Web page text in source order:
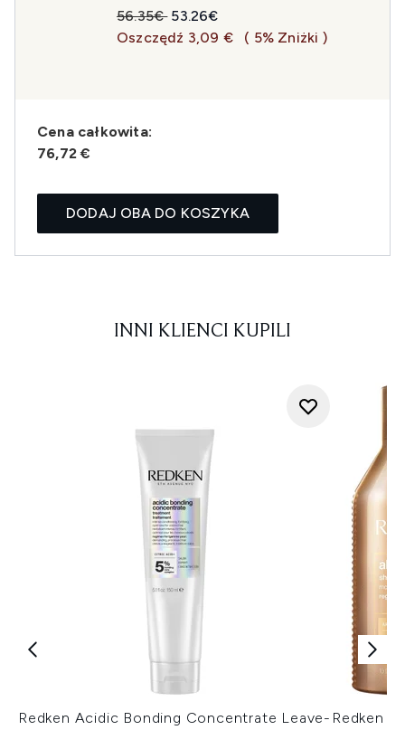
Sugerowana cena detaliczna:
56.35€ Aktualna cena:
53.26€
Oszczędź 3,09 €
( 5% Zniżki )
Cena całkowita:
76,72 €
DODAJ OBA DO KOSZYKA
INNI KLIENCI KUPILI
Redken Acidic Bonding Concentrate Leave- Redken